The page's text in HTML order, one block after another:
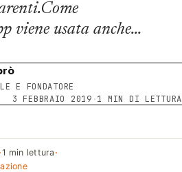
viene usata anche…
E FONDATORE
3 FEBBRAIO 2019 ·1 MIN DI LETTURA
·1 min lettura ·